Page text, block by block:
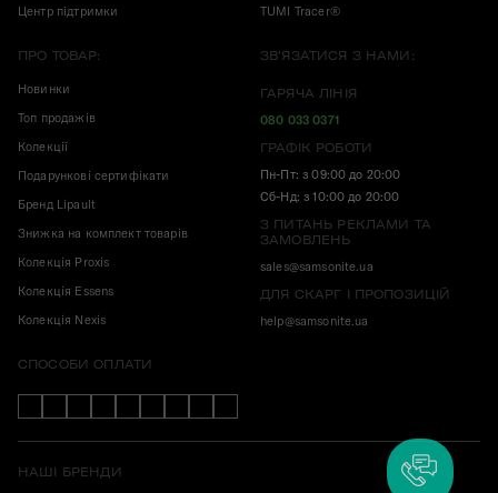
Центр підтримки
TUMI Tracer®
ПРО ТОВАР:
Новинки
Топ продажів
Колекції
Подарункові сертифікати
Бренд Lipault
Знижка на комплект товарів
Колекція Proxis
Колекція Essens
Колекція Nexis
ЗВ'ЯЗАТИСЯ З НАМИ:
ГАРЯЧА ЛІНІЯ
080 033 0371
ГРАФІК РОБОТИ
Пн-Пт: з 09:00 до 20:00
Сб-Нд: з 10:00 до 20:00
З ПИТАНЬ РЕКЛАМИ ТА
ЗАМОВЛЕНЬ
sales@samsonite.ua
ДЛЯ СКАРГ І ПРОПОЗИЦІЙ
help@samsonite.ua
СПОСОБИ ОПЛАТИ
НАШІ БРЕНДИ